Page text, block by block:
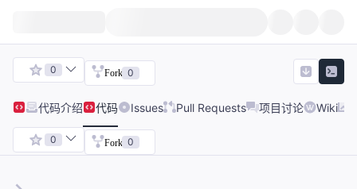
0 Fork 0
代码介绍 代码 Issues Pull Requests 项目讨论 Wiki
0 Fork 0